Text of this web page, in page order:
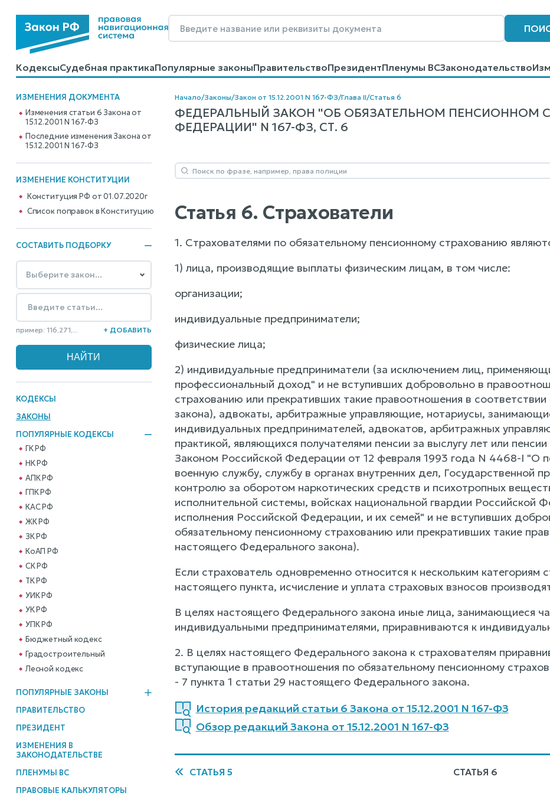
КодексыСудебная практикаПопулярные законыПравительствоПрезидентПленумы ВСЗаконодательство
КалькуляторыСправочные материалыОбразцы договоровКонтактыПомощьПоиск
ИЗМЕНЕНИЯ ДОКУМЕНТА
Изменения статьи 6 Закона от
15.12.2001 N 167-ФЗ
Последние изменения Закона от
15.12.2001 N 167-ФЗ
ИЗМЕНЕНИЕ КОНСТИТУЦИИ
Конституция РФ от 01.07.2020г
Cписок поправок в Конституцию
СОСТАВИТЬ ПОДБОРКУ
пример: 116,271,... + ДОБАВИТЬ
КОДЕКСЫ
ЗАКОНЫ
ПОПУЛЯРНЫЕ КОДЕКСЫ
ГК РФ
НК РФ
АПК РФ
ГПК РФ
КАС РФ
ЖК РФ
ЗК РФ
КоАП РФ
СК РФ
ТК РФ
УИК РФ
УК РФ
УПК РФ
Бюджетный кодекс
Градостроительный
Лесной кодекс
ПОПУЛЯРНЫЕ ЗАКОНЫ
ПРАВИТЕЛЬСТВО
ПРЕЗИДЕНТ
ИЗМЕНЕНИЯ В
ЗАКОНОДАТЕЛЬСТВЕ
ПЛЕНУМЫ ВС
ПРАВОВЫЕ КАЛЬКУЛЯТОРЫ
Начало/Законы/Закон от 15.12.2001 N 167-ФЗ/Глава II/Статья 6
ФЕДЕРАЛЬНЫЙ ЗАКОН "ОБ ОБЯЗАТЕЛЬНОМ ПЕНСИОННОМ
ФЕДЕРАЦИИ" N 167-ФЗ, СТ. 6
Статья 6. Страхователи
1. Страхователями по обязательному пенсионному страхованию
1) лица, производящие выплаты физическим лицам, в том числе:
организации;
индивидуальные предприниматели;
физические лица;
2) индивидуальные предприниматели (за исключением лиц,
профессиональный доход" и не вступивших добровольно в
страхованию или прекративших такие правоотношения в
закона), адвокаты, арбитражные управляющие, нотариусы,
индивидуальных предпринимателей, адвокатов, арбитражных
практикой, являющихся получателями пенсии за выслугу лет или
Законом Российской Федерации от 12 февраля 1993 года N 4468-I "О
военную службу, службу в органах внутренних дел, Государственной
контролю за оборотом наркотических средств и психотропных
исполнительной системы, войсках национальной гвардии Российской
исполнения Российской Федерации, и их семей" и не вступивших
обязательному пенсионному страхованию или прекративших такие
настоящего Федерального закона).
Если страхователь одновременно относится к нескольким категориям
настоящего пункта, исчисление и уплата страховых взносов
В целях настоящего Федерального закона иные лица, занимающиеся
индивидуальными предпринимателями, приравниваются к
2. В целях настоящего Федерального закона к страхователям
вступающие в правоотношения по обязательному пенсионному
- 7 пункта 1 статьи 29 настоящего Федерального закона.
История редакций статьи 6 Закона от 15.12.2001 N 167-ФЗ
Обзор редакций Закона от 15.12.2001 N 167-ФЗ
СТАТЬЯ 5 СТАТЬЯ 6